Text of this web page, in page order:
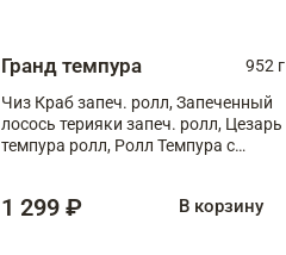
Гранд темпура
952 г
Чиз Краб запеч. ролл, Запеченный
лосось терияки запеч. ролл, Цезарь
темпура ролл, Ролл Темпура с
1 299 ₽ В корзину